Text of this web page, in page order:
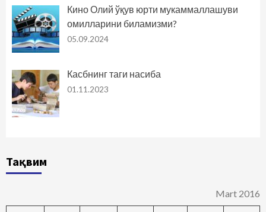
Кино Олий ўқув юрти мукаммаллашуви
омилларини биламизми?
05.09.2024
Касбнинг таги насиба
01.11.2023
Тақвим
Mart 2016